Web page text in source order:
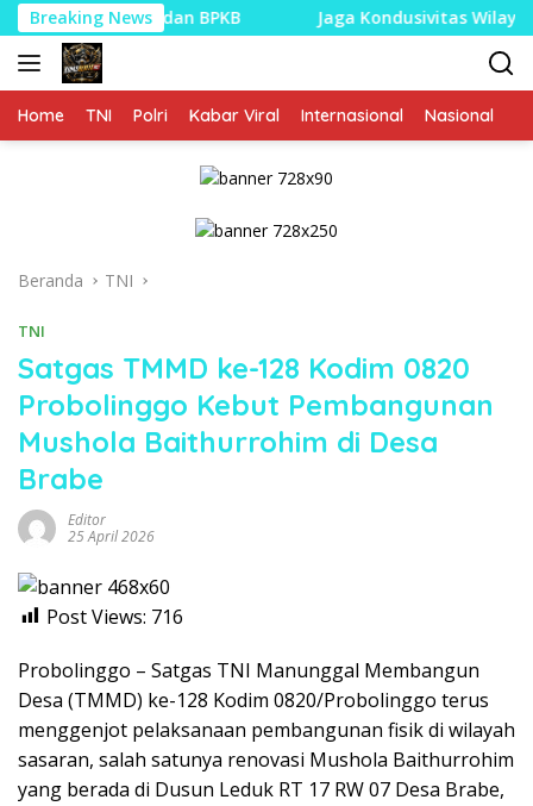
Langsung
ke
konten
Breaking News
dan BPKB Jaga Kondusivitas Wilayah, Babinsa
Home TNI Polri Kabar Viral Internasional Nasional
Beranda TNI
TNI
Satgas TMMD ke-128 Kodim 0820
Probolinggo Kebut Pembangunan
Mushola Baithurrohim di Desa
Brabe
Editor
25 April 2026
Post Views: 716
Probolinggo – Satgas TNI Manunggal Membangun
Desa (TMMD) ke-128 Kodim 0820/Probolinggo terus
menggenjot pelaksanaan pembangunan fisik di wilayah
sasaran, salah satunya renovasi Mushola Baithurrohim
yang berada di Dusun Leduk RT 17 RW 07 Desa Brabe,